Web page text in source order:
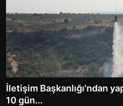
İletişim Başkanlığı'ndan
10 gün...